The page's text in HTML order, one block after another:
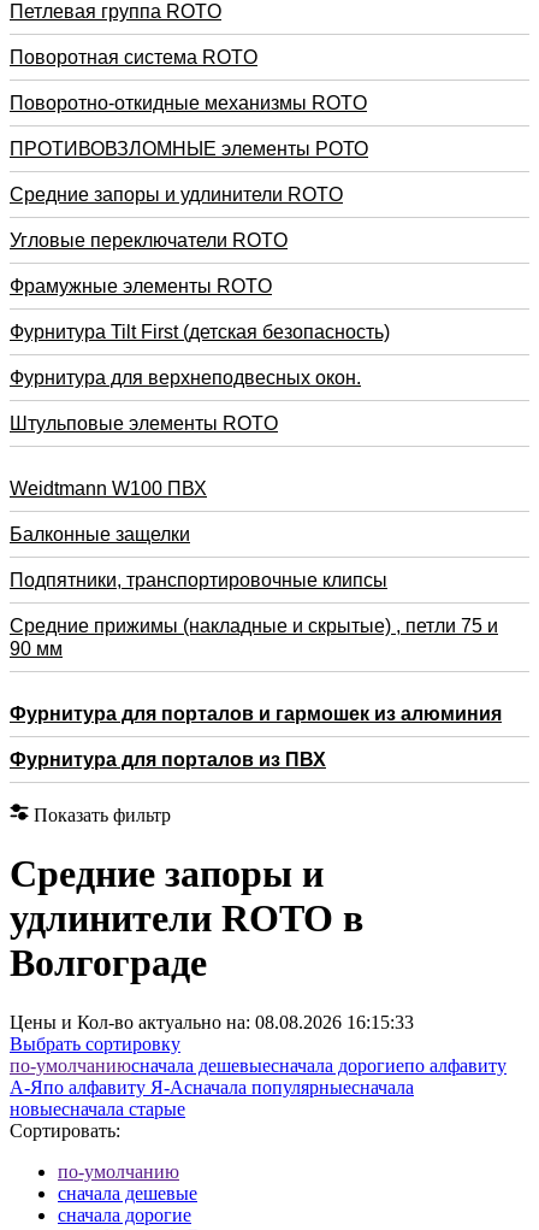
Петлевая группа ROTO
Поворотная система ROTO
Поворотно-откидные механизмы ROTO
ПРОТИВОВЗЛОМНЫЕ элементы РОТО
Средние запоры и удлинители ROTO
Угловые переключатели ROTO
Фрамужные элементы ROTO
Фурнитура Tilt First (детская безопасность)
Фурнитура для верхнеподвесных окон.
Штульповые элементы ROTO
Weidtmann W100 ПВХ
Балконные защелки
Подпятники, транспортировочные клипсы
Средние прижимы (накладные и скрытые) , петли 75 и
90 мм
Фурнитура для порталов и гармошек из алюминия
Фурнитура для порталов из ПВХ
Показать фильтр
Средние запоры и
удлинители ROTO в
Волгограде
Цены и Кол-во актуально на: 08.08.2026 16:15:33
Выбрать сортировку
по-умолчаниюcначала дешевыеcначала дорогиепо алфавиту
А-Япо алфавиту Я-Аcначала популярныеcначала
новыеcначала старые
Сортировать:
по-умолчанию
cначала дешевые
cначала дорогие